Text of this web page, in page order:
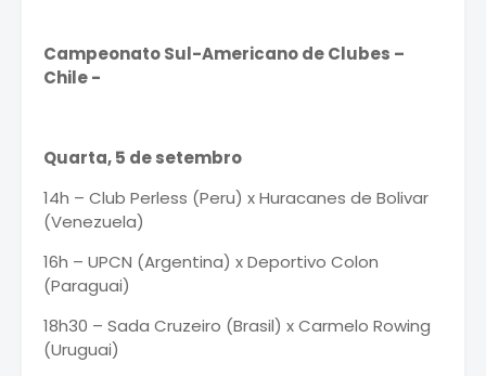
Campeonato Sul-Americano de Clubes –
Chile -
Quarta, 5 de setembro
14h – Club Perless (Peru) x Huracanes de Bolivar
(Venezuela)
16h – UPCN (Argentina) x Deportivo Colon
(Paraguai)
18h30 – Sada Cruzeiro (Brasil) x Carmelo Rowing
(Uruguai)